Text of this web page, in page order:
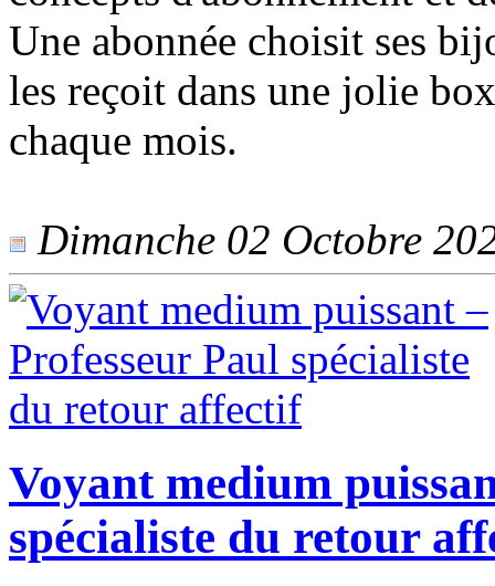
Une abonnée choisit ses
les reçoit dans une jolie
chaque mois.
Dimanche 02 Octobre
Voyant medium
spécialiste du retour